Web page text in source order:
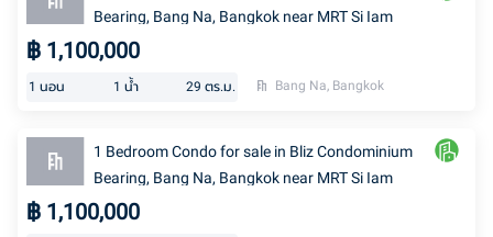
Bearing, Bang Na, Bangkok near MRT Si Iam
฿ 1,100,000
1 นอน 1 น้ำ 29 ตร.ม. Bang Na, Bangkok
1 Bedroom Condo for sale in Bliz Condominium
Bearing, Bang Na, Bangkok near MRT Si Iam
฿ 1,100,000